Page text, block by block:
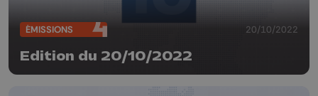
ÉMISSIONS 20/10/2022
Edition du 20/10/2022